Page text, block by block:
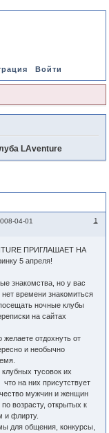
Войти
LAventure
1
04-01
ПРИГЛАШАЕТ НА
5 апреля!
знакомства, но у вас
времени знакомиться
ночные клубы
на сайтах
желаете отдохнуть от
и необычно
тусовок их
что на них присутствует
мужчин и женщин
возрасту, открытых к
и флирту.
для общения, конкурсы,